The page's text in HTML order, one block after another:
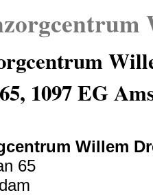
1097 EG
Willem
65